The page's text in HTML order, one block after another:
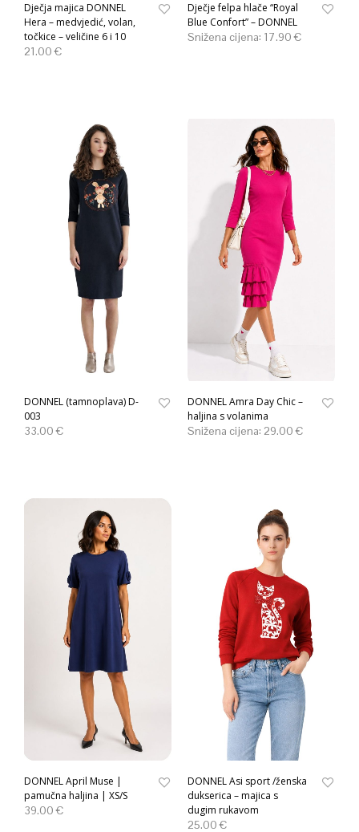
Dječja majica DONNEL
Hera – medvjedić, volan,
točkice – veličine 6 i 10
21.00€
Dječje felpa hlače “Royal
Blue Confort” – DONNEL
Snižena cijena: 17.90€
DONNEL (tamnoplava) D-
003
33.00€
DONNEL Amra Day Chic –
haljina s volanima
Snižena cijena: 29.00€
DONNEL April Muse |
pamučna haljina | XS/S
39.00€
DONNEL Asi sport /ženska
dukserica – majica s
dugim rukavom
25.00€